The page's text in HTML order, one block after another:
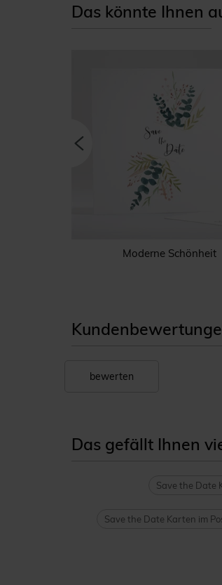
Das könnte Ihnen
Moderne Schönheit
bewerten
Das gefällt Ihnen
Save the Date
Save the Date Karten im